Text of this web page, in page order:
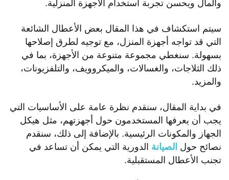
والمال ويحسن تجربة استخدام الأجهزة المنزلية.
سيتم استكشاف في هذا المقال بعض الأعطال الشائعة
التي قد تواجه أجهزة المنزل، مع توجيه لطرق إصلاحها
بسهولة. سنغطي مجموعة متنوعة من الأجهزة، بما في
ذلك الثلاجات، والغسالات، والميكروويف، والتلفزيونات،
والمزيد.
في بداية المقال، سنقدم نظرة عامة على الأساسيات التي
يجب أن يعرفها المستخدمون حول أجهزتهم، مثل هيكل
الجهاز والمكونات الرئيسية. بالإضافة إلى ذلك، سنقدم
نصائح حول الصيانة الدورية التي يمكن أن تساعد في
تجنب الأعطال المستقبلية.